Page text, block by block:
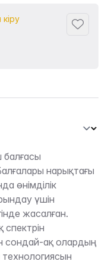
нарықтағы
өнімділік
үшін
жасалған.
сондай-ақ олардың